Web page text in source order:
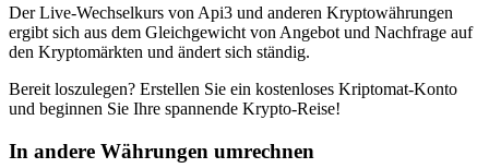
Der Live-Wechselkurs von Api3 und anderen Kryptowährungen
ergibt sich aus dem Gleichgewicht von Angebot und Nachfrage auf
den Kryptomärkten und ändert sich ständig.
Bereit loszulegen? Erstellen Sie ein kostenloses Kriptomat-Konto
und beginnen Sie Ihre spannende Krypto-Reise!
In andere Währungen umrechnen